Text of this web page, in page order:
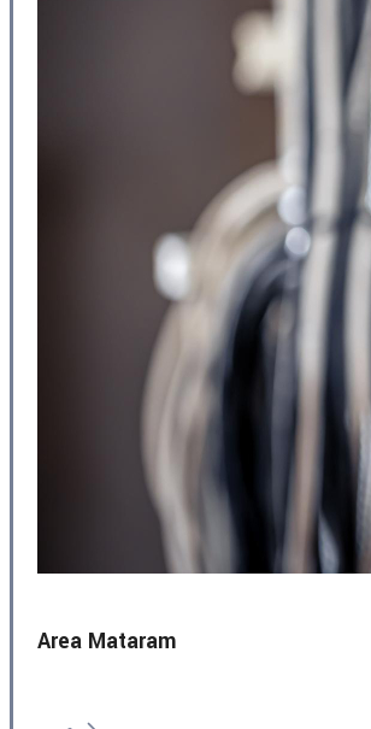
Area Mataram